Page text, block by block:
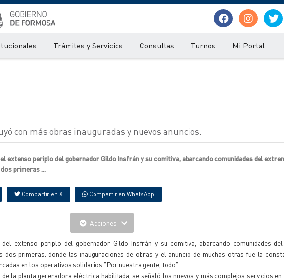
Trámites y Servicios Consultas Turnos Mi Portal
con más obras inauguradas y nuevos anuncios.
extenso periplo del gobernador Gildo Insfrán y su comitiva, abarcando comunidades del
primeras ...
Compartir en X Compartir en WhatsApp
Acciones
extenso periplo del gobernador Gildo Insfrán y su comitiva, abarcando comunidades
dos primeras, donde las inauguraciones de obras y el anuncio de muchas otras fue la
en los operativos solidarios "Por nuestra gente, todo".
de la planta generadora eléctrica habilitada, se señaló los nuevos y más complejos servicios